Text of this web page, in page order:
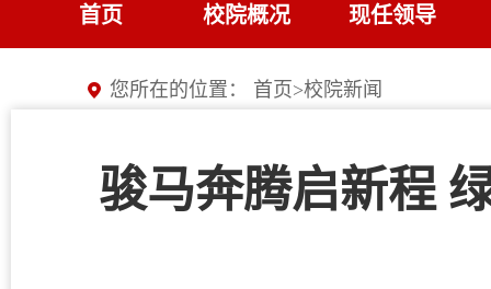
首页 校院概况 现任领导
您所在的位置： 首页>校院新闻
骏马奔腾启新程